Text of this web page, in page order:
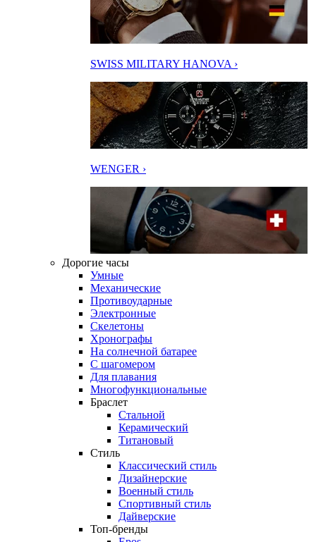
SWISS MILITARY HANOVA ›
WENGER ›
Дорогие часы
Умные
Механические
Противоударные
Электронные
Скелетоны
Хронографы
На солнечной батарее
С шагомером
Для плавания
Многофункциональные
Браслет
Стальной
Керамический
Титановый
Стиль
Классический стиль
Дизайнерские
Военный стиль
Спортивный стиль
Дайверские
Топ-бренды